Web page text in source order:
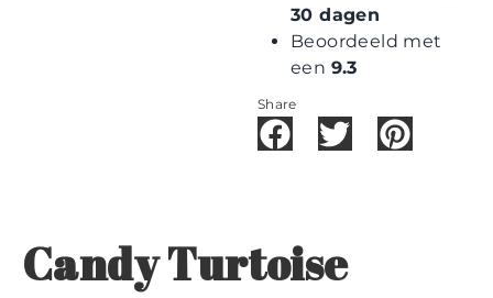
30 dagen
Beoordeeld met
een 9.3
Share
Candy Turtoise